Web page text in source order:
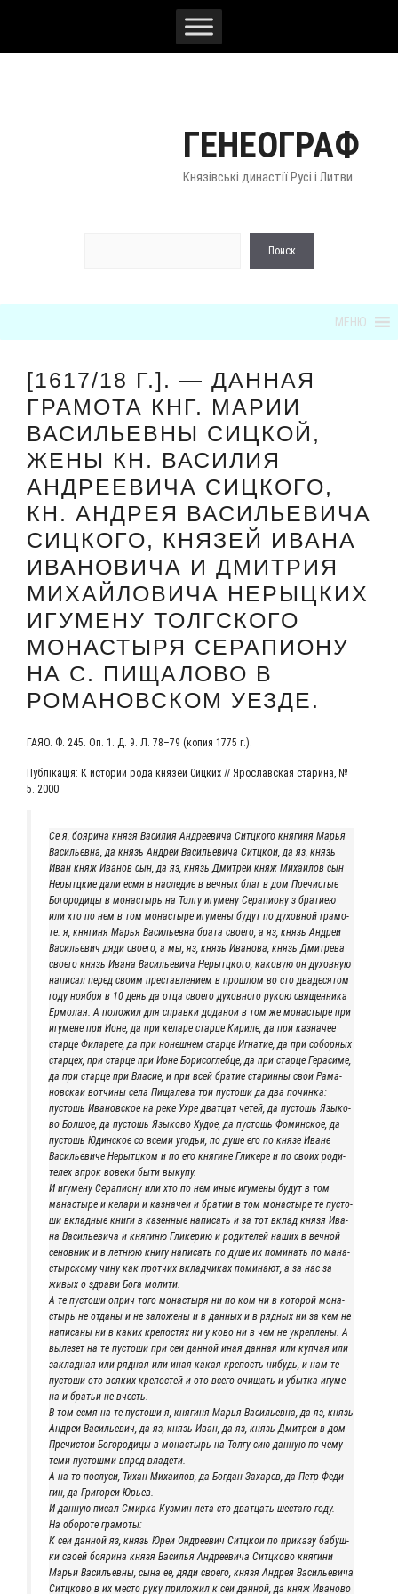
ГЕНЕОГРАФ
Князівські династії Русі і Литви
Поиск
МЕНЮ
[1617/18 Г.]. — ДАННАЯ
ГРАМОТА КНГ. МАРИИ
ВАСИЛЬЕВНЫ СИЦКОЙ,
ЖЕНЫ КН. ВАСИЛИЯ
АНДРЕЕВИЧА СИЦКОГО,
КН. АНДРЕЯ ВАСИЛЬЕВИЧА
СИЦКОГО, КНЯЗЕЙ ИВАНА
ИВАНОВИЧА И ДМИТРИЯ
МИХАЙЛОВИЧА НЕРЫЦКИХ
ИГУМЕНУ ТОЛГСКОГО
МОНАСТЫРЯ СЕРАПИОНУ
НА С. ПИЩАЛОВО В
РОМАНОВСКОМ УЕЗДЕ.
ГАЯО. Ф. 245. Оп. 1. Д. 9. Л. 78–79 (копия 1775 г.).
Пуб­ліка­ція: К исто­рии рода кня­зей Сиц­ких // Яро­слав­ская ста­ри­на, №
5. 2000
Се я, бояри­на кня­зя Васи­лия Андре­еви­ча Ситц­ко­го кня­ги­ня Марья
Васи­льев­на, да князь Андреи Васи­лье­ви­ча Ситц­кои, да яз, князь
Иван княж Ива­нов сын, да яз, князь Дмит­реи княж Миха­и­лов сын
Нерытц­кие дали есмя в насле­дие в веч­ных благ в дом Пре­чи­стые
Бого­ро­ди­цы в мона­стырь на Тол­гу игу­ме­ну Сера­пи­о­ну з бра­ти­ею
или хто по нем в том мона­сты­ре игу­ме­ны будут по духов­ной гра­мо­
те: я, кня­ги­ня Марья Васи­льев­на бра­та сво­е­го, а яз, князь Андреи
Васи­лье­вич дяди сво­е­го, а мы, яз, князь Ива­но­ва, князь Дмит­ре­ва
сво­е­го князь Ива­на Васи­лье­ви­ча Нерытц­ко­го, како­вую он духов­ную
напи­сал перед сво­им пре­став­ле­ни­ем в про­шлом во сто два­де­ся­том
году нояб­ря в 10 день да отца сво­е­го духов­но­го рукою свя­щен­ни­ка
Ермо­лая. А поло­жил для справ­ки дода­нои в том же мона­сты­ре при
игу­мене при Ионе, да при кела­ре стар­це Кири­ле, да при каз­на­чее
стар­це Фила­ре­те, да при нонеш­нем стар­це Игна­тие, да при собор­ных
стар­цех, при стар­це при Ионе Бори­со­глеб­це, да при стар­це Гера­си­ме,
да при стар­це при Вла­сие, и при всей бра­тие ста­рин­ны свои Рама­
нов­скаи вот­чи­ны села Пища­ле­ва три пусто­ши да два почин­ка:
пустошь Ива­нов­ское на реке Ухре дват­цат четей, да пустошь Язы­ко­
во Бол­шое, да пустошь Язы­ко­во Худое, да пустошь Фомин­ское, да
пустошь Юдин­ское со все­ми уго­дьи, по душе его по кня­зе Иване
Васи­лье­ви­че Нерытц­ком и по его кня­гине Гли­ке­ре и по сво­их роди­
те­лех впрок вове­ки быти выкупу.
И игу­ме­ну Сера­пи­о­ну или хто по нем иные игу­ме­ны будут в том
мана­сты­ре и кела­ри и каз­на­чеи и бра­тии в том мона­сты­ре те пусто­
ши вклад­ные кни­ги в казен­ные напи­сать и за тот вклад кня­зя Ива­
на Васи­лье­ви­ча и кня­ги­ню Гли­ке­рию и роди­те­лей наших в веч­ной
сенов­ник и в лет­нюю кни­гу напи­сать по душе их поми­нать по мана­
стыр­ско­му чину как прот­чих вклад­чи­ках поми­на­ют, а за нас за
живых о здра­ви Бога молити.
А те пусто­ши оприч того мона­сты­ря ни по ком ни в кото­рой мона­
стырь не отда­ны и не зало­же­ны и в дан­ных и в ряд­ных ни за кем не
напи­са­ны ни в каких кре­по­стях ни у ково ни в чем не укреп­ле­ны. А
выле­зет на те пусто­ши при сеи дан­ной иная дан­ная или куп­чая или
заклад­ная или ряд­ная или иная какая кре­пость нибудь, и нам те
пусто­ши ото вся­ких кре­по­стей и ото все­го очи­щать и убыт­ка игу­ме­
на и бра­тьи не вчесть.
В том есмя на те пусто­ши я, кня­ги­ня Марья Васи­льев­на, да яз, князь
Андреи Васи­лье­вич, да яз, князь Иван, да яз, князь Дмит­реи в дом
Пре­чи­стои Бого­ро­ди­цы в мона­стырь на Тол­гу сию дан­ную по чему
теми пустош­ми впред владети.
А на то послу­си, Тихан Миха­и­лов, да Бог­дан Заха­рев, да Петр Феди­
гин, да Гри­го­реи Юрьев.
И дан­ную писал Смир­ка Куз­мин лета сто дват­цать шеста­го году.
На обо­ро­те грамоты:
К сеи дан­ной яз, князь Юреи Ондре­евич Ситц­кои по при­ка­зу бабуш­
ки сво­ей бояри­на кня­зя Васи­лья Андре­еви­ча Ситц­ко­во кня­ги­ни
Марьи Васи­льев­ны, сына ее, дяди сво­е­го, кня­зя Андрея Васи­лье­ви­ча
Ситц­ко­во в их место руку при­ло­жил к сеи дан­ной, да княж Ива­но­во